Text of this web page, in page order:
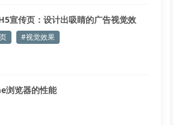
宣传页：设计出吸睛的广告视觉效
#视觉效果
浏览器的性能